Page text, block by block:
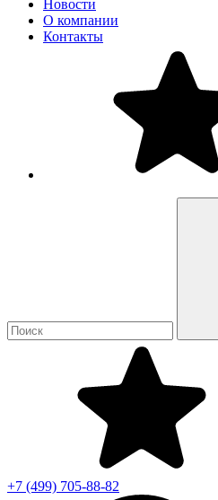
Новости
О компании
Контакты
+7 (499) 705-88-82